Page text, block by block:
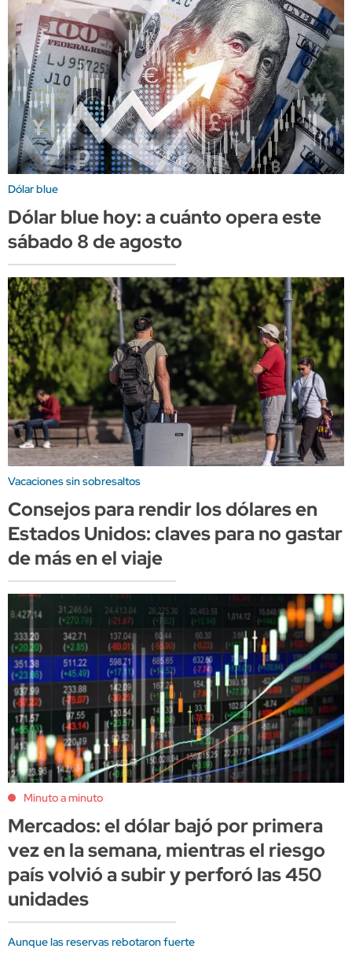
Dólar blue
Dólar blue hoy: a cuánto opera este
sábado 8 de agosto
Vacaciones sin sobresaltos
Consejos para rendir los dólares en
Estados Unidos: claves para no gastar
de más en el viaje
Minuto a minuto
Mercados: el dólar bajó por primera
vez en la semana, mientras el riesgo
país volvió a subir y perforó las 450
unidades
Aunque las reservas rebotaron fuerte